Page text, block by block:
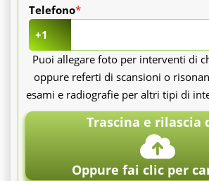
operatoria
Telefono*
+1
Puoi allegare foto per interventi di
oppure referti di scansioni o
esami e radiografie per altri tipi di
Trascina e rilascia
Oppure fai clic per